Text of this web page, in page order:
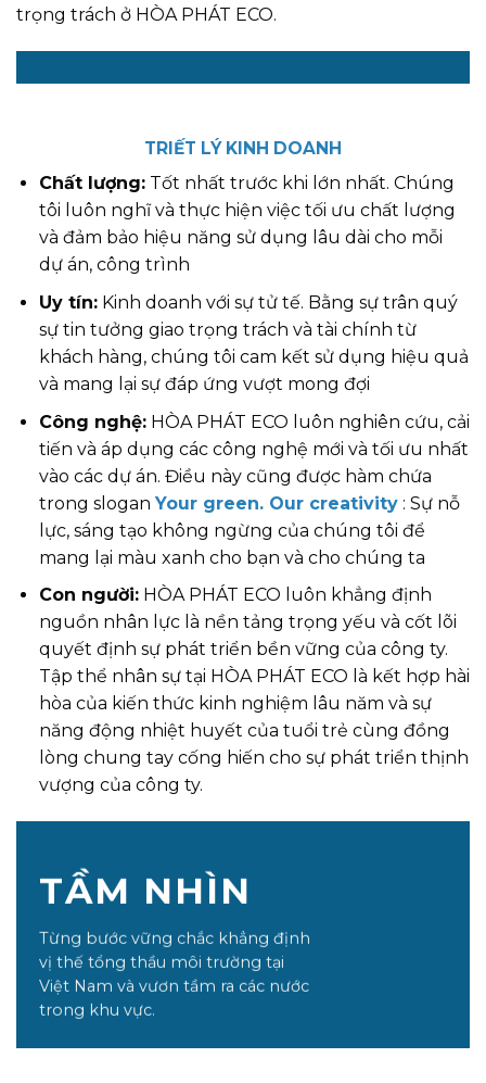
trọng trách ở HÒA PHÁT ECO.
TRIẾT LÝ KINH DOANH
Chất lượng:Tốt nhất trước khi lớn nhất. Chúng
tôi luôn nghĩ và thực hiện việc tối ưu chất lượng
và đảm bảo hiệu năng sử dụng lâu dài cho mỗi
dự án, công trình
Uy tín:Kinh doanh với sự tử tế. Bằng sự trân quý
sự tin tưởng giao trọng trách và tài chính từ
khách hàng, chúng tôi cam kết sử dụng hiệu quả
và mang lại sự đáp ứng vượt mong đợi
Công nghệ:HÒA PHÁT ECO luôn nghiên cứu, cải
tiến và áp dụng các công nghệ mới và tối ưu nhất
vào các dự án. Điều này cũng được hàm chứa
trong slogan Your green. Our creativity : Sự nỗ
lực, sáng tạo không ngừng của chúng tôi để
mang lại màu xanh cho bạn và cho chúng ta
Con người:HÒA PHÁT ECO luôn khẳng định
nguồn nhân lực là nền tảng trọng yếu và cốt lõi
quyết định sự phát triển bền vững của công ty.
Tập thể nhân sự tại HÒA PHÁT ECO là kết hợp hài
hòa của kiến thức kinh nghiệm lâu năm và sự
năng động nhiệt huyết của tuổi trẻ cùng đồng
lòng chung tay cống hiến cho sự phát triển thịnh
vượng của công ty.
TẦM NHÌN
Từng bước vững chắc khẳng định
vị thế tổng thầu môi trường tại
Việt Nam và vươn tầm ra các nước
trong khu vực.